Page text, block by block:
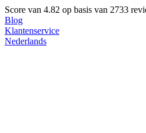
Score van 4.82 op basis van 2733
Blog
Klantenservice
Nederlands